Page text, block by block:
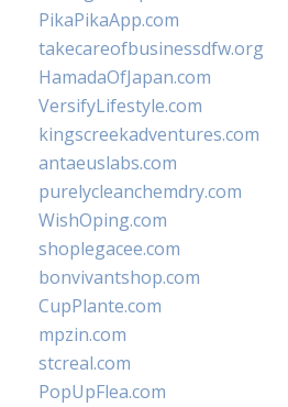
PikaPikaApp.com
takecareofbusinessdfw.org
HamadaOfJapan.com
VersifyLifestyle.com
kingscreekadventures.com
antaeuslabs.com
purelycleanchemdry.com
WishOping.com
shoplegacee.com
bonvivantshop.com
CupPlante.com
mpzin.com
stcreal.com
PopUpFlea.com